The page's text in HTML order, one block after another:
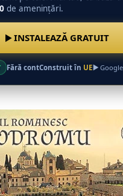
de amenințări.
INSTALEAZĂ GRATUIT
Fără contConstruit în UE